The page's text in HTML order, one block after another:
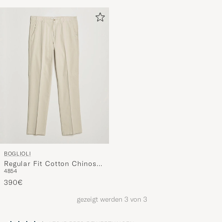
BOGLIOLI
Regular Fit Cotton Chinos
Beige
4854
390€
gezeigt werden 3 von 3